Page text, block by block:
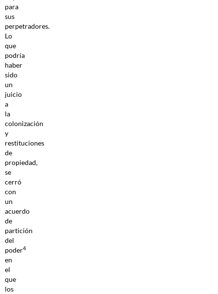
para
sus
perpetradores.
Lo
que
podría
haber
sido
un
juicio
a
la
colonización
y
restituciones
de
propiedad,
se
cerró
con
un
acuerdo
de
partición
del
poder4
en
el
que
los